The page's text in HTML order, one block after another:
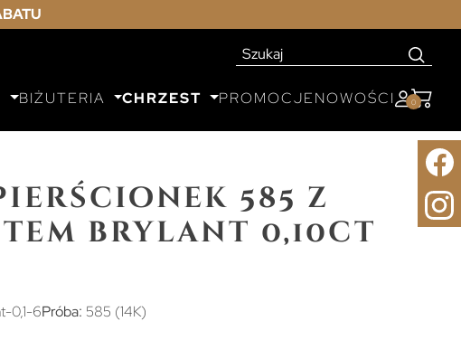
BIŻUTERIA CHRZEST PROMOCJENOWOŚCI 0
585 z
brylant 0,10ct
0,1-6Próba: 585 (14K)